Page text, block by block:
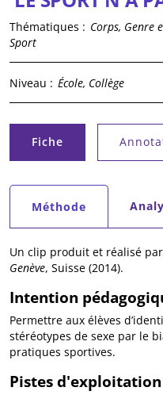
Thématiques : Corps, Genre
Sport
Niveau : École, Collège
Onglets principaux
Fiche
(onglet actif)
Onglets secondaires
Méthode
(onglet actif)
Un clip produit et réalisé
Genève, Suisse (2014).
Intention
Permettre aux élèves
stéréotypes de sexe par le
pratiques sportives.
Pistes d'exploitation